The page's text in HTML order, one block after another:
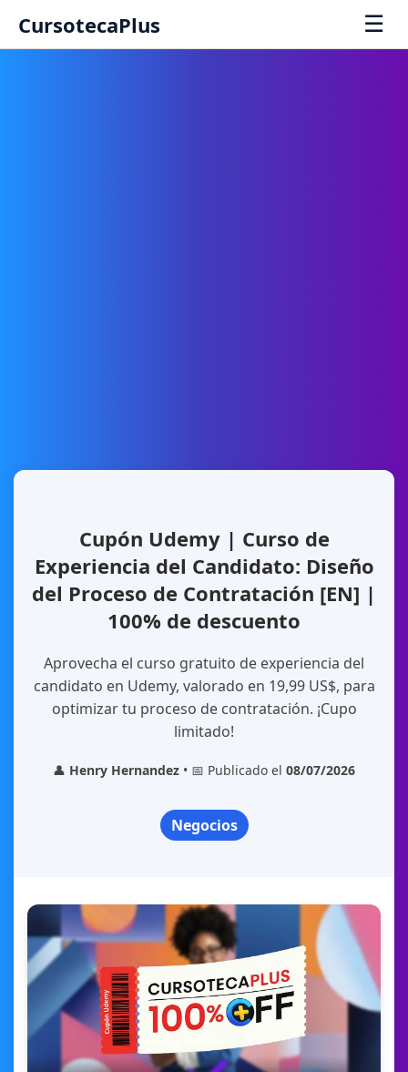
CursotecaPlus ☰
Cupón Udemy | Curso de
Experiencia del Candidato: Diseño
del Proceso de Contratación [EN] |
100% de descuento
Aprovecha el curso gratuito de experiencia del
candidato en Udemy, valorado en 19,99 US$, para
optimizar tu proceso de contratación. ¡Cupo
limitado!
👤 Henry Hernandez • 📅 Publicado el 08/07/2026
Negocios